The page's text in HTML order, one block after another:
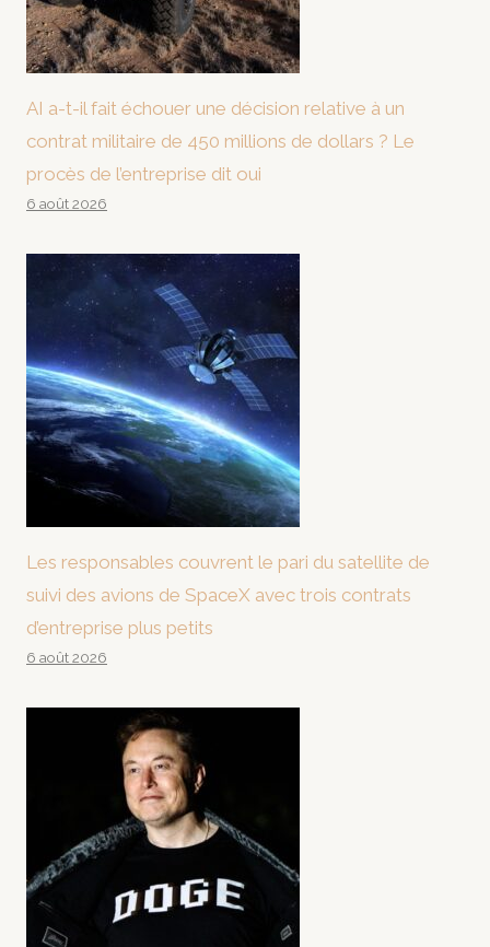
AI a-t-il fait échouer une décision relative à un
contrat militaire de 450 millions de dollars ? Le
procès de l’entreprise dit oui
6 août 2026
Les responsables couvrent le pari du satellite de
suivi des avions de SpaceX avec trois contrats
d’entreprise plus petits
6 août 2026